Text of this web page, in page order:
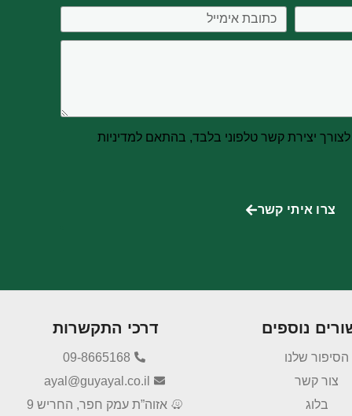
יצירת קשר טלפוני בלבד, בהתאם למדיניות
צרו איתי קשר
נוספים
הסיפור שלנו
צור קשר
בלוג
דרכי התקשרות
09-8665168
ayal@guyayal.co.il
אזוה”ת עמק חפר, החריש 9